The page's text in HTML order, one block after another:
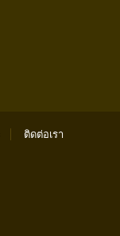
ติดต่อเรา